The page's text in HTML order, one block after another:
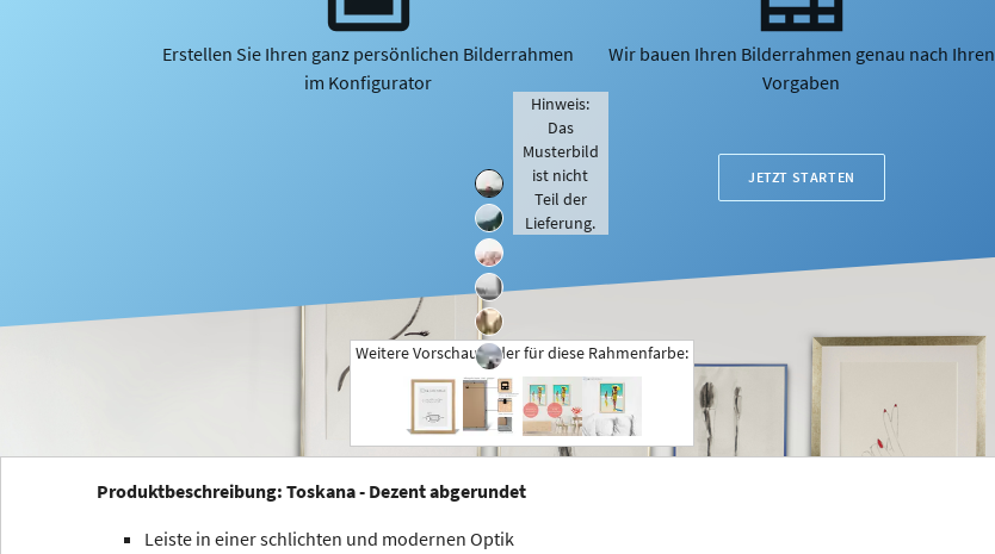
Erstellen Sie Ihren ganz persönlichen Bilderrahmen
im Konfigurator
Wir bauen Ihren Bilderrahmen genau nach Ihren
Vorgaben
JETZT STARTEN
+
Hinweis:
Das
Musterbild
ist nicht
Teil der
Lieferung.
Weitere Vorschaubilder für diese Rahmenfarbe:
Produktbeschreibung: Toskana - Dezent abgerundet
Leiste in einer schlichten und modernen Optik